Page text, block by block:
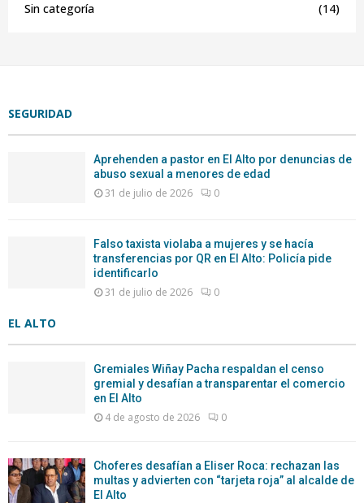
Sin categoría
(14)
SEGURIDAD
Aprehenden a pastor en El Alto por denuncias de
abuso sexual a menores de edad
31 de julio de 2026 0
Falso taxista violaba a mujeres y se hacía
transferencias por QR en El Alto: Policía pide
identificarlo
31 de julio de 2026 0
EL ALTO
Gremiales Wiñay Pacha respaldan el censo
gremial y desafían a transparentar el comercio
en El Alto
4 de agosto de 2026 0
Choferes desafían a Eliser Roca: rechazan las
multas y advierten con “tarjeta roja” al alcalde de
El Alto